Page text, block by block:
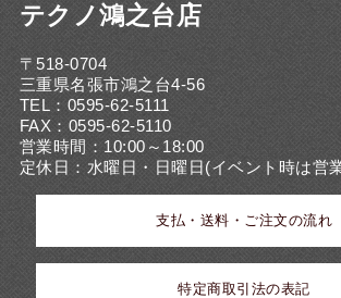
テクノ鴻之台店
〒518-0704
三重県名張市鴻之台4-56
TEL：0595-62-5111
FAX：0595-62-5110
営業時間：10:00～18:00
定休日：水曜日・日曜日(イベント時は営
支払・送料・ご注文の流れ
特定商取引法の表記